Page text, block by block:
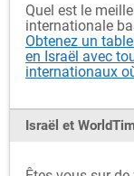
Quel est le
internationale
Obtenez un
en Israël avec
internationaux
Israël et